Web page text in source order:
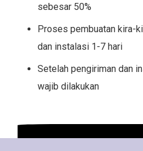
sebesar 50%
Proses pembuatan kira-
dan instalasi 1-7 hari
Setelah pengiriman dan
wajib dilakukan